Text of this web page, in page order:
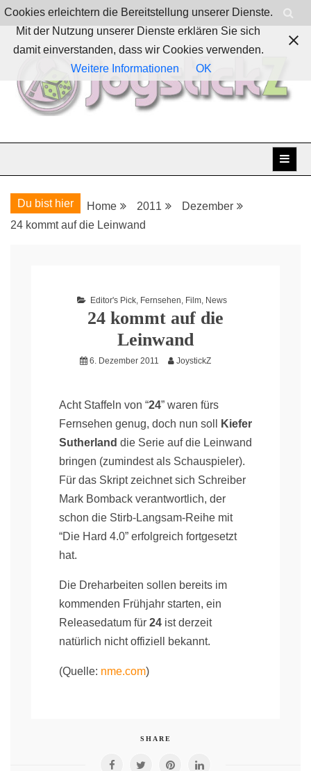
Skip
to
content
JoystickZ
Du bist hier Home 2011
Dezember
24 kommt auf die Leinwand
Editor's Pick, Fernsehen, Film, News
24 kommt auf die
Leinwand
6. Dezember 2011 JoystickZ
Acht Staffeln von “24” waren fürs
Fernsehen genug, doch nun soll
Kiefer
Sutherland die Serie auf die Leinwand
bringen (zumindest als Schauspieler).
Für das Skript zeichnet sich Schreiber
Mark Bomback verantwortlich, der
schon die Stirb-Langsam-Reihe mit
“Die Hard 4.0” erfolgreich fortgesetzt
hat.
Die Dreharbeiten sollen bereits im
kommenden Frühjahr starten, ein
Releasedatum für 24 ist derzeit
natürlich nicht offiziell bekannt.
(Quelle: nme.com)
SHARE
Cookies erleichtern die Bereitstellung unserer Dienste.
Mit der Nutzung unserer Dienste erklären Sie sich
damit einverstanden, dass wir Cookies verwenden.
Weitere Informationen
OK